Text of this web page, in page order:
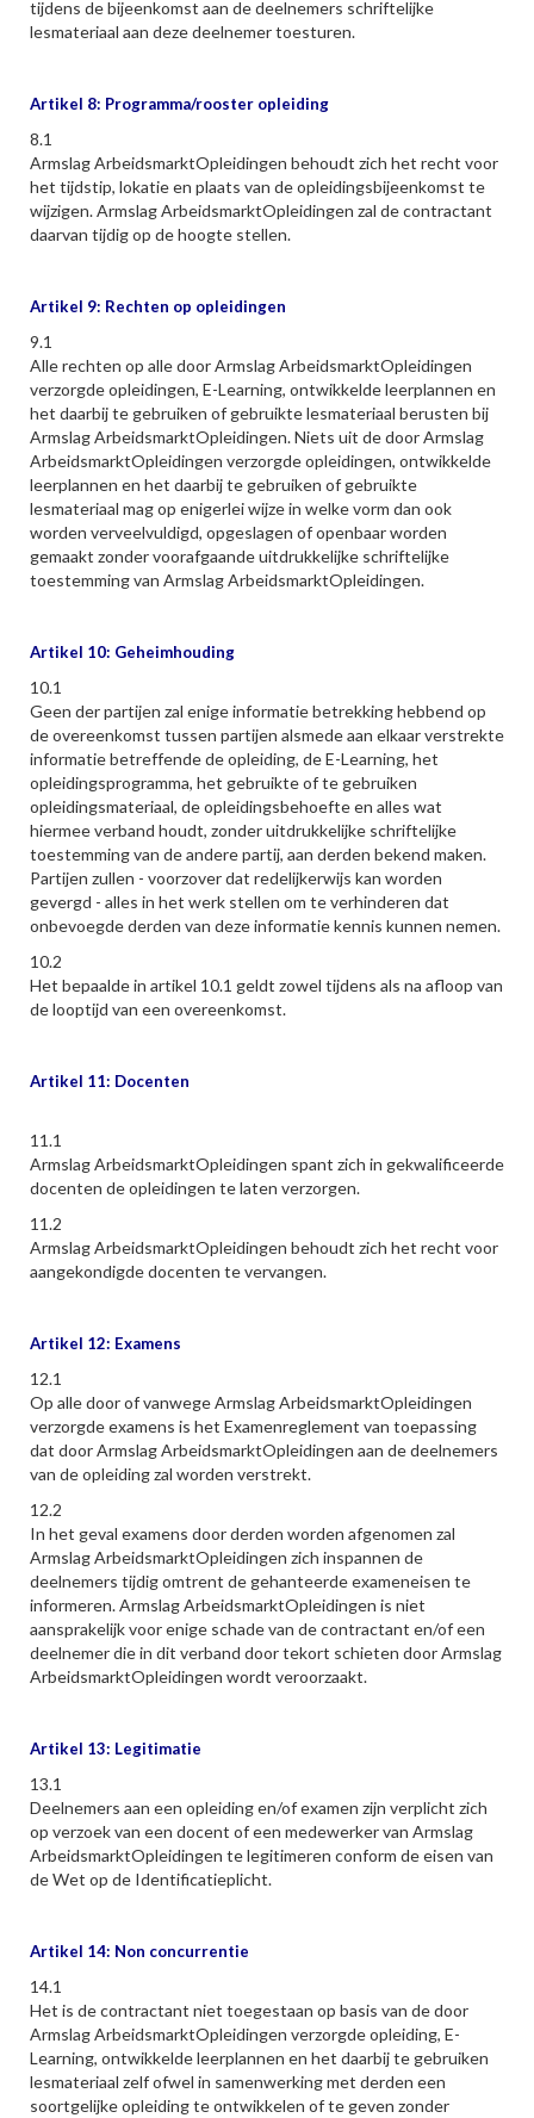
tijdens de bijeenkomst aan de deelnemers schriftelijke
lesmateriaal aan deze deelnemer toesturen.
Artikel 8: Programma/rooster opleiding
8.1
Armslag ArbeidsmarktOpleidingen behoudt zich het recht voor
het tijdstip, lokatie en plaats van de opleidingsbijeenkomst te
wijzigen. Armslag ArbeidsmarktOpleidingen zal de contractant
daarvan tijdig op de hoogte stellen.
Artikel 9: Rechten op opleidingen
9.1
Alle rechten op alle door Armslag ArbeidsmarktOpleidingen
verzorgde opleidingen, E-Learning, ontwikkelde leerplannen en
het daarbij te gebruiken of gebruikte lesmateriaal berusten bij
Armslag ArbeidsmarktOpleidingen. Niets uit de door Armslag
ArbeidsmarktOpleidingen verzorgde opleidingen, ontwikkelde
leerplannen en het daarbij te gebruiken of gebruikte
lesmateriaal mag op enigerlei wijze in welke vorm dan ook
worden verveelvuldigd, opgeslagen of openbaar worden
gemaakt zonder voorafgaande uitdrukkelijke schriftelijke
toestemming van Armslag ArbeidsmarktOpleidingen.
Artikel 10: Geheimhouding
10.1
Geen der partijen zal enige informatie betrekking hebbend op
de overeenkomst tussen partijen alsmede aan elkaar verstrekte
informatie betreffende de opleiding, de E-Learning, het
opleidingsprogramma, het gebruikte of te gebruiken
opleidingsmateriaal, de opleidingsbehoefte en alles wat
hiermee verband houdt, zonder uitdrukkelijke schriftelijke
toestemming van de andere partij, aan derden bekend maken.
Partijen zullen - voorzover dat redelijkerwijs kan worden
gevergd - alles in het werk stellen om te verhinderen dat
onbevoegde derden van deze informatie kennis kunnen nemen.
10.2
Het bepaalde in artikel 10.1 geldt zowel tijdens als na afloop van
de looptijd van een overeenkomst.
Artikel 11: Docenten
11.1
Armslag ArbeidsmarktOpleidingen spant zich in gekwalificeerde
docenten de opleidingen te laten verzorgen.
11.2
Armslag ArbeidsmarktOpleidingen behoudt zich het recht voor
aangekondigde docenten te vervangen.
Artikel 12: Examens
12.1
Op alle door of vanwege Armslag ArbeidsmarktOpleidingen
verzorgde examens is het Examenreglement van toepassing
dat door Armslag ArbeidsmarktOpleidingen aan de deelnemers
van de opleiding zal worden verstrekt.
12.2
In het geval examens door derden worden afgenomen zal
Armslag ArbeidsmarktOpleidingen zich inspannen de
deelnemers tijdig omtrent de gehanteerde exameneisen te
informeren. Armslag ArbeidsmarktOpleidingen is niet
aansprakelijk voor enige schade van de contractant en/of een
deelnemer die in dit verband door tekort schieten door Armslag
ArbeidsmarktOpleidingen wordt veroorzaakt.
Artikel 13: Legitimatie
13.1
Deelnemers aan een opleiding en/of examen zijn verplicht zich
op verzoek van een docent of een medewerker van Armslag
ArbeidsmarktOpleidingen te legitimeren conform de eisen van
de Wet op de Identificatieplicht.
Artikel 14: Non concurrentie
14.1
Het is de contractant niet toegestaan op basis van de door
Armslag ArbeidsmarktOpleidingen verzorgde opleiding, E-
Learning, ontwikkelde leerplannen en het daarbij te gebruiken
lesmateriaal zelf ofwel in samenwerking met derden een
soortgelijke opleiding te ontwikkelen of te geven zonder